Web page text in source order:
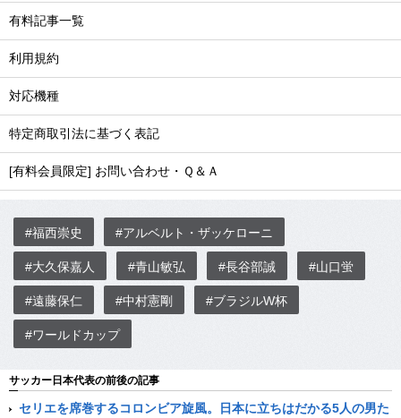
有料記事一覧
利用規約
対応機種
特定商取引法に基づく表記
[有料会員限定] お問い合わせ・Ｑ＆Ａ
#福西崇史 #アルベルト・ザッケローニ
#大久保嘉人 #青山敏弘 #長谷部誠 #山口蛍
#遠藤保仁 #中村憲剛 #ブラジルW杯
#ワールドカップ
サッカー日本代表の前後の記事
セリエを席巻するコロンビア旋風。日本に立ちはだかる5人の男た